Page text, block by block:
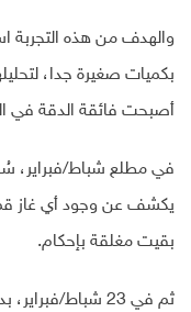
والهدف من هذه التجربة
بكميات صغيرة جدا،
أصبحت فائقة الدقة في
في مطلع شباط/فبراير،
يكشف عن وجود أي غاز
بقيت مغلقة بإحكام.
ثم في 23 شباط/